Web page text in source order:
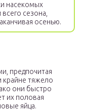
насекомых
сезона,
осенью.
предпочитая
крайне тяжело
они быстро
их половая
яйца.